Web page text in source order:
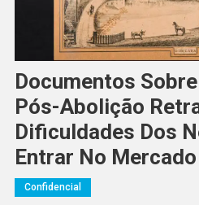
Documentos
Pós-Abolição
Dificuldades Dos
Entrar No
Confidencial